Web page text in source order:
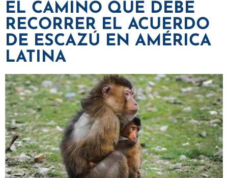
EL CAMINO QUE DEBE
RECORRER EL ACUERDO
DE ESCAZÚ EN AMÉRICA
LATINA